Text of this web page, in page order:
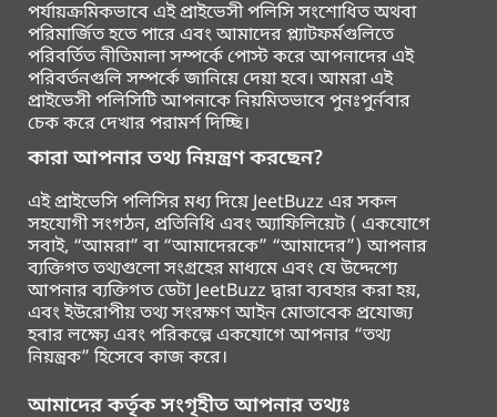
পর্যায়ক্রমিকভাবে এই প্রাইভেসী পলিসি সংশোধিত অথবা
পরিমার্জিত হতে পারে এবং আমাদের প্ল্যাটফর্মগুলিতে
পরিবর্তিত নীতিমালা সম্পর্কে পোস্ট করে আপনাদের এই
পরিবর্তনগুলি সম্পর্কে জানিয়ে দেয়া হবে। আমরা এই
প্রাইভেসী পলিসিটি আপনাকে নিয়মিতভাবে পুনঃপুর্নবার
চেক করে দেখার পরামর্শ দিচ্ছি।
কারা আপনার তথ্য নিয়ন্ত্রণ করছেন?
এই প্রাইভেসি পলিসির মধ্য দিয়ে JeetBuzz এর সকল
সহযোগী সংগঠন, প্রতিনিধি এবং অ্যাফিলিয়েট ( একযোগে
সবাই, “আমরা” বা “আমাদেরকে” “আমাদের”) আপনার
ব্যক্তিগত তথ্যগুলো সংগ্রহের মাধ্যমে এবং যে উদ্দেশ্যে
আপনার ব্যক্তিগত ডেটা JeetBuzz দ্বারা ব্যবহার করা হয়,
এবং ইউরোপীয় তথ্য সংরক্ষণ আইন মোতাবেক প্রযোজ্য
হবার লক্ষ্যে এবং পরিকল্পে একযোগে আপনার “তথ্য
নিয়ন্ত্রক” হিসেবে কাজ করে।
আমাদের কর্তৃক সংগৃহীত আপনার তথ্যঃ